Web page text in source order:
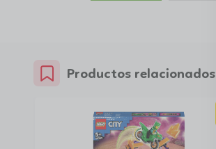
Productos relacionados